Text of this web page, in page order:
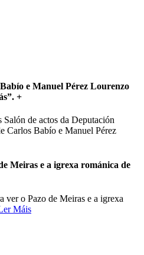
e Manuel Pérez Lourenzo
+
Salón de actos da Deputación
Carlos Babío e Manuel Pérez
Meiras e a igrexa románica de
ver o Pazo de Meiras e a igrexa
Máis